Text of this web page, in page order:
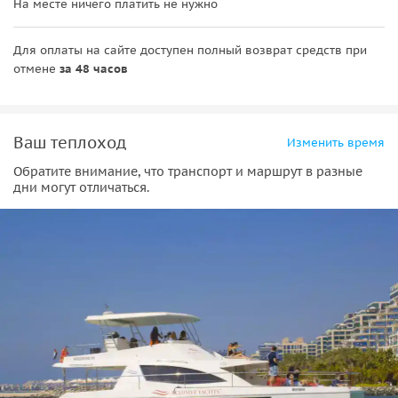
Кюфта из баранины
Овощные шашлыки на гриле
Кукуруза в початках
Моцарелла и песто
Блюдо с сезонными фруктами
Меню завтрака:
Круассаны ассорти
Ветчина и полоски индейки
Говяжий окорок
Оливковый цыпленок по-лайонерски
Сыр ломтиками
На месте ничего платить не нужно
Для оплаты на сайте доступен полный возврат средств при
отмене за 48 часов
Ваш теплоход Изменить время
Обратите внимание, что транспорт и маршрут в разные
дни могут отличаться.